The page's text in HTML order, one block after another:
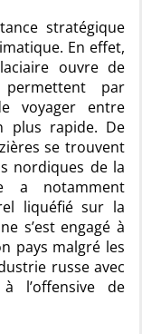
stratégique
En effet,
ouvre de
par
voyager entre
plus rapide. De
se trouvent
nordiques de la
a notamment
liquéfié sur la
s’est engagé à
pays malgré les
russe avec
l’offensive de